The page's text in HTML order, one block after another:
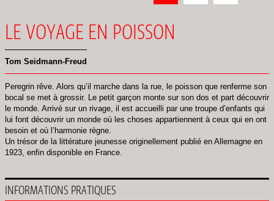
Pagination
Page
1 Page
2 Page
3
LE VOYAGE EN POISSON
Tom Seidmann-Freud
Peregrin rêve. Alors qu’il marche dans la rue, le poisson que renferme son
bocal se met à grossir. Le petit garçon monte sur son dos et part découvrir
le monde. Arrivé sur un rivage, il est accueilli par une troupe d’enfants qui
lui font découvrir un monde où les choses appartiennent à ceux qui en ont
besoin et où l’harmonie règne.
Un trésor de la littérature jeunesse originellement publié en Allemagne en
1923, enfin disponible en France.
INFORMATIONS PRATIQUES